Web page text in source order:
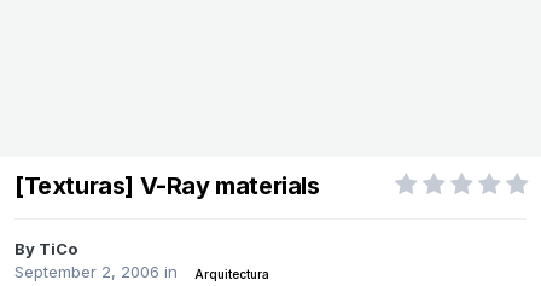
[Texturas] V-Ray materials
By TiCo
September 2, 2006 in Arquitectura